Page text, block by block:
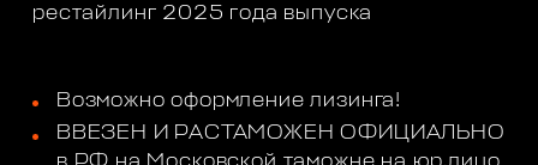
рестайлинг 2025 года выпуска
Возможно оформление лизинга!
ВВЕЗЕН И РАСТАМОЖЕН ОФИЦИАЛЬНО